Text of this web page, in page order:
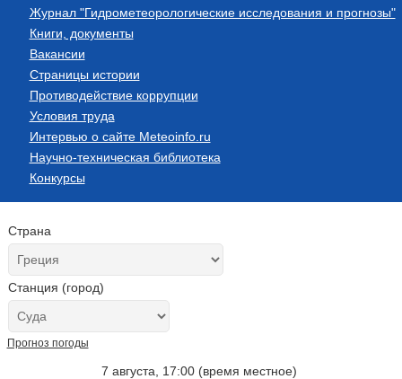
Журнал "Гидрометеорологические исследования и прогнозы"
Книги, документы
Вакансии
Страницы истории
Противодействие коррупции
Условия труда
Интервью о сайте Meteoinfo.ru
Научно-техническая библиотека
Конкурсы
Страна
Станция (город)
Прогноз погоды
7 августа, 17:00 (время местное)